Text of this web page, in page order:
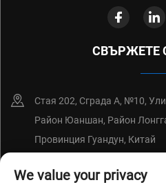
СВЪРЖЕТЕ
Стая 202, Сграда А, №10,
Район Юаншан, Район
Провинция Гуандун, Китай
+86-18214652676
We value your privacy